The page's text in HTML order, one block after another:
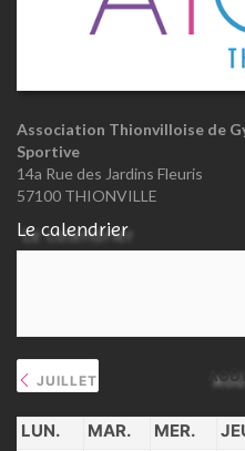
Association Thionvilloise de
Sportive
14a Rue des Jardins Fleuris
57100 THIONVILLE
Le calendrier
JUILLET
LUN. MAR. MER.